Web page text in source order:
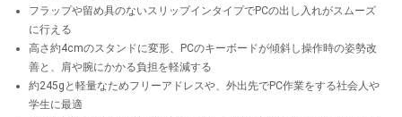
フラップや留め具のないスリップインタイプでPCの出し入れがスムーズ
に行える
高さ約4cmのスタンドに変形、PCのキーボードが傾斜し操作時の姿勢改
善と、肩や腕にかかる負担を軽減する
約245gと軽量なためフリーアドレスや、外出先でPC作業をする社会人や
学生に最適